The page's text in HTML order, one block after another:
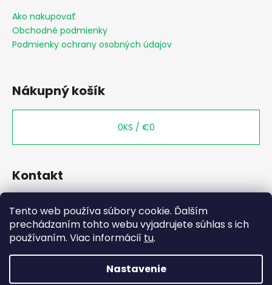
Tento web používa súbory cookie. Ďalším
prechádzaním tohto webu vyjadrujete súhlas s ich
používaním. Viac informácií tu.
Nastavenie
u
Ako nakupovať
Obchodné podmienky
Podmienky ochrany osobných údajov
Nákupný košík
0KS / €0
Kontakt